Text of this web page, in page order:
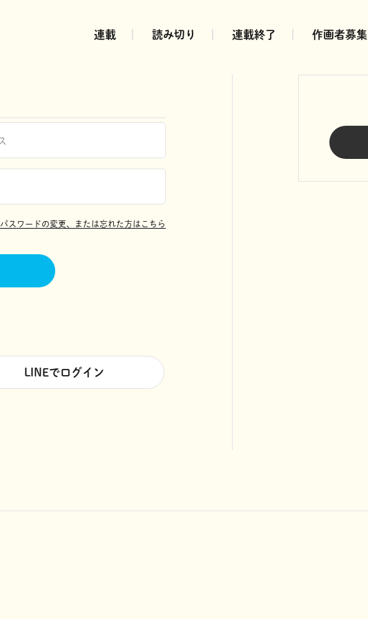
連載 読み切り 連載終了 作画者募集
パスワードの変更、または忘れた方はこちら
LINEでログイン